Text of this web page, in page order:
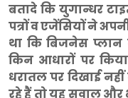
बतादे कि युगान्धर
पत्रों व एजेंसियों ने
था कि बिजनेस प्लान
किन आधारों पर
धरातल पर दिखाई
रहे हैं तो यह सवाल और